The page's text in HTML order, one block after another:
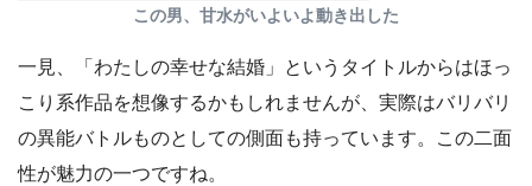
この男、甘水がいよいよ動き出した
一見、「わたしの幸せな結婚」というタイトルからはほっ
こり系作品を想像するかもしれませんが、実際はバリバリ
の異能バトルものとしての側面も持っています。この二面
性が魅力の一つですね。